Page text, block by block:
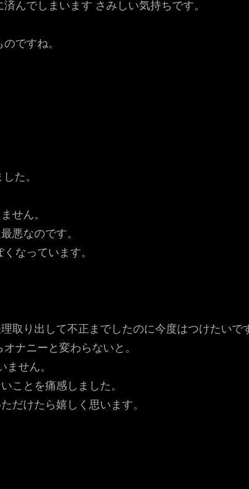
んでしまいます さみしい気持ちです。
ですね。
た。
せん。
悪なのです。
なっています。
取り出して不正までしたのに今度はつけたいで
ナニーと変わらないと。
せん。
ことを痛感しました。
だけたら嬉しく思います。